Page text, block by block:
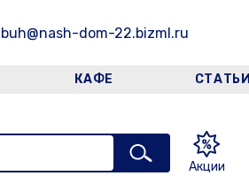
buh@nash-dom-22.bizml.ru
КАФЕ СТАТЬИ
Акции